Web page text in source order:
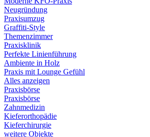
Neugründung
Praxisumzug
Graffiti-Style
Themenzimmer
Praxisklinik
Perfekte Linienführung
Ambiente in Holz
Praxis mit Lounge Gefühl
Alles anzeigen
Praxisbörse
Praxisbörse
Zahnmedizin
Kieferorthopädie
Kieferchirurgie
weitere Objekte